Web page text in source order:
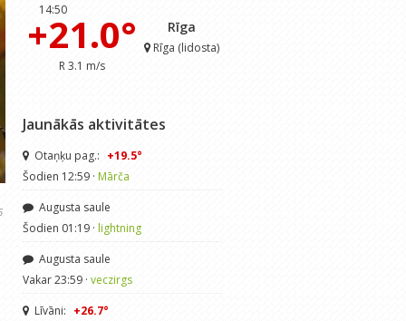
14:50
+21.0°
R 3.1 m/s
Rīga
Rīga (lidosta)
Jaunākās aktivitātes
Otaņķu pag.: +19.5°
Šodien 12:59 · Mārča
Augusta saule
Šodien 01:19 · lightning
Augusta saule
Vakar 23:59 · veczirgs
Līvāni: +26.7°